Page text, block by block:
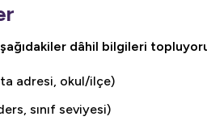
dâhil bilgileri
adresi, okul/ilçe)
sınıf seviyesi)